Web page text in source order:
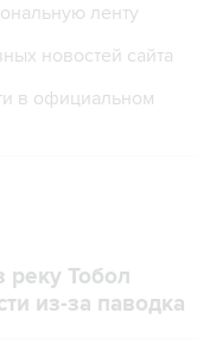
ленту
новостей сайта
в официальном
Тобол
из-за паводка